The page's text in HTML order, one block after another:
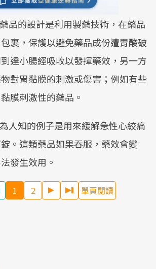
品的設計是利用製藥技術，在藥品
裹，保護以避免藥品成份遭胃酸破
達小腸經吸收以發揮藥效，另一方
對胃黏膜的刺激或傷害；例如有些
膜刺激性的藥品。
人知的例子是用來緩解急性心絞痛
。這類藥品如果吞服，藥效會變
發生效用。
1 2 單頁閱讀